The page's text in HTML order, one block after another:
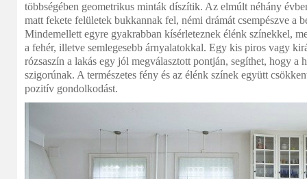
többségében geometrikus minták díszítik. Az elmúlt néhány
matt fekete felületek bukkannak fel, némi drámát csempészve a
Mindemellett egyre gyakrabban kísérleteznek élénk színekkel,
a fehér, illetve semlegesebb árnyalatokkal. Egy kis piros vagy
rózsaszín a lakás egy jól megválasztott pontján, segíthet, hogy a
szigorúnak. A természetes fény és az élénk színek együtt
pozitív gondolkodást.